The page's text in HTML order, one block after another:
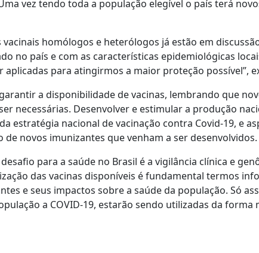
vez tendo toda a população elegível o país terá
homólogos e heterólogos já estão em
no país e com as características epidemiológicas
para atingirmos a maior proteção possível”,
a disponibilidade de vacinas, lembrando que
necessárias. Desenvolver e estimular a produção
estratégia nacional de vacinação contra Covid-19, e
novos imunizantes que venham a ser desenvolvidos.
para a saúde no Brasil é a vigilância clínica e
das vacinas disponíveis é fundamental termos
e seus impactos sobre a saúde da população. Só
a COVID-19, estarão sendo utilizadas da forma